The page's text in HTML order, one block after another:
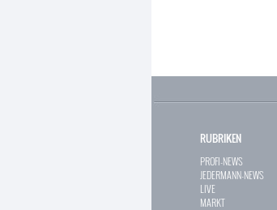
RUBRIKEN
PROFI-NEWS
JEDERMANN-NEWS
LIVE
MARKT